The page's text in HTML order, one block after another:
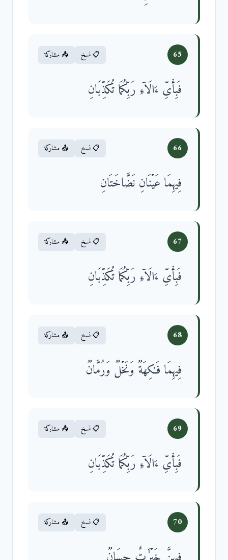
65 📋 نسخ 📤 مشاركة
فَبِأَیِّ ءَالَاۤءِ رَبِّكُمَا تُكَذِّبَانِ
66 📋 نسخ 📤 مشاركة
فِیهِمَا عَیۡنَانِ نَضَّاخَتَانِ
67 📋 نسخ 📤 مشاركة
فَبِأَیِّ ءَالَاۤءِ رَبِّكُمَا تُكَذِّبَانِ
68 📋 نسخ 📤 مشاركة
فِیهِمَا فَـٰكِهَةࣱ وَنَخۡلࣱ وَرُمَّانࣱ
69 📋 نسخ 📤 مشاركة
فَبِأَیِّ ءَالَاۤءِ رَبِّكُمَا تُكَذِّبَانِ
70 📋 نسخ 📤 مشاركة